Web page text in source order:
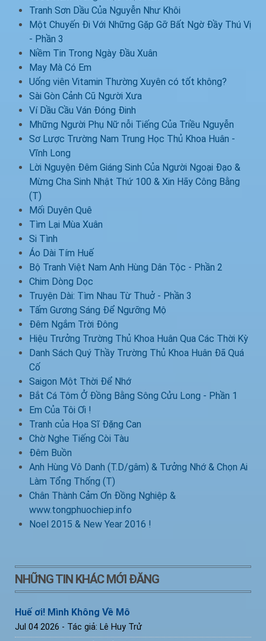
Tranh Sơn Dầu Của Nguyễn Như Khôi
Một Chuyến Đi Với Những Gặp Gỡ Bất Ngờ Đầy Thú Vị
- Phần 3
Niềm Tin Trong Ngày Đầu Xuân
May Mà Có Em
Uống viên Vitamin Thường Xuyên có tốt không?
Sài Gòn Cảnh Cũ Người Xưa
Ví Dầu Cầu Ván Đóng Đinh
Mhững Người Phụ Nữ nỗi Tiếng Của Triều Nguyễn
Sơ Lược Trường Nam Trung Học Thủ Khoa Huân -
Vĩnh Long
Lời Nguyện Đêm Giáng Sinh Của Người Ngoại Đạo &
Mừng Cha Sinh Nhật Thứ 100 & Xin Hãy Công Bằng
(T)
Mối Duyên Quê
Tìm Lại Mùa Xuân
Si Tình
Áo Dài Tím Huế
Bộ Tranh Việt Nam Anh Hùng Dân Tộc - Phần 2
Chim Dòng Dọc
Truyện Dài: Tìm Nhau Từ Thuở - Phần 3
Tấm Gương Sáng Để Ngưỡng Mộ
Đêm Ngắm Trời Đông
Hiệu Trưởng Trường Thủ Khoa Huân Qua Các Thời Kỳ
Danh Sách Quý Thầy Trường Thủ Khoa Huân Đã Quá
Cố
Saigon Một Thời Để Nhớ
Bắt Cá Tôm Ở Đồng Bằng Sông Cửu Long - Phần 1
Em Của Tôi Ơi !
Tranh của Họa Sĩ Đặng Can
Chờ Nghe Tiếng Còi Tàu
Đêm Buồn
Anh Hùng Vô Danh (T.D/gâm) & Tưởng Nhớ & Chọn Ai
Làm Tổng Thống (T)
Chân Thành Cảm Ơn Đồng Nghiệp &
www.tongphuochiep.info
Noel 2015 & New Year 2016 !
NHỮNG TIN KHÁC MỚI ĐĂNG
Huế ơi! Mình Không Về Mô
Jul 04 2026 - Tác giả: Lê Huy Trử